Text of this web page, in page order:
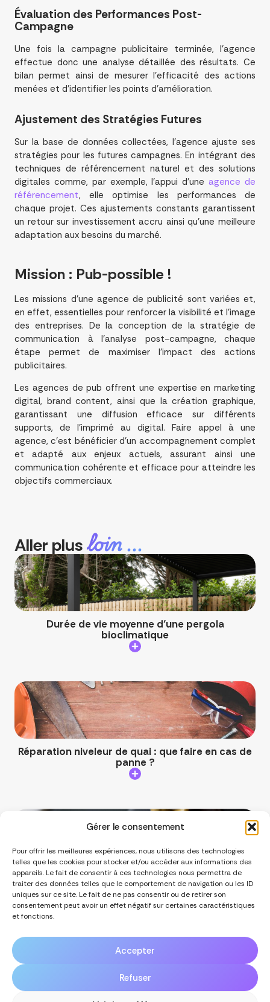
Gérer le consentement
Pour offrir les meilleures expériences, nous utilisons des technologies
telles que les cookies pour stocker et/ou accéder aux informations des
appareils. Le fait de consentir à ces technologies nous permettra de
traiter des données telles que le comportement de navigation ou les ID
uniques sur ce site. Le fait de ne pas consentir ou de retirer son
consentement peut avoir un effet négatif sur certaines caractéristiques
et fonctions.
Accepter
Refuser
Évaluation des Performances Post-
Campagne
Une fois la campagne publicitaire terminée, l’agence
effectue donc une analyse détaillée des résultats. Ce
bilan permet ainsi de mesurer l’efficacité des actions
menées et d’identifier les points d’amélioration.
Ajustement des Stratégies Futures
Sur la base de données collectées, l’agence ajuste ses
stratégies pour les futures campagnes. En intégrant des
techniques de référencement naturel et des solutions
digitales comme, par exemple, l’appui d’uneagence de
référencement, elle optimise les performances de
chaque projet. Ces ajustements constants garantissent
un retour sur investissement accru ainsi qu’une meilleure
adaptation aux besoins du marché.
Mission : Pub-possible !
Les missions d’une agence de publicité sont variées et,
en effet, essentielles pour renforcer la visibilité et l’image
des entreprises. De la conception de la stratégie de
communication à l’analyse post-campagne, chaque
étape permet de maximiser l’impact des actions
publicitaires.
Les agences de pub offrent une expertise en marketing
digital, brand content, ainsi que la création graphique,
garantissant une diffusion efficace sur différents
supports, de l’imprimé au digital. Faire appel à une
agence, c’est bénéficier d’un accompagnement complet
et adapté aux enjeux actuels, assurant ainsi une
communication cohérente et efficace pour atteindre les
objectifs commerciaux.
Aller plusloin ...
Durée de vie moyenne d’une pergola
bioclimatique
Réparation niveleur de quai : que faire en cas de
panne ?
Comprendre le droit de la consommation Reims
: vos protections en tant que consommateur